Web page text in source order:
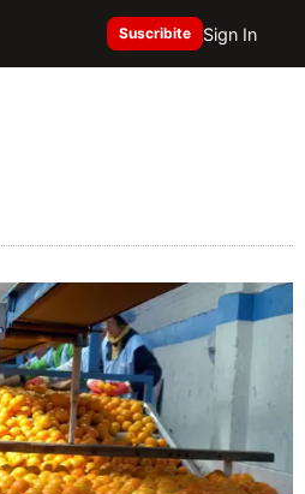
Suscribite Sign In